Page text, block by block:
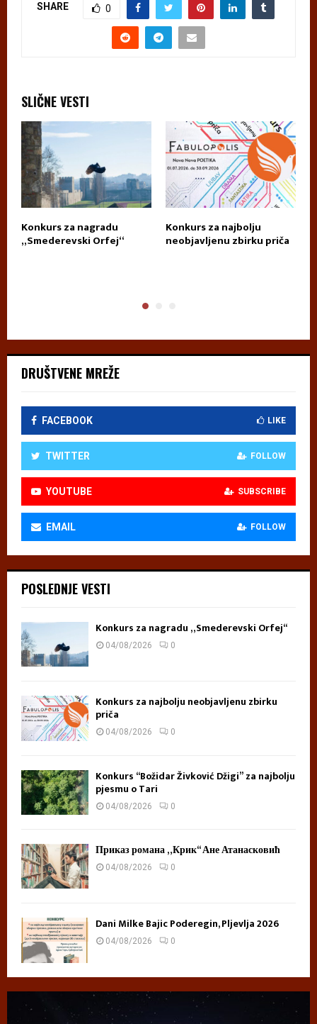
SHARE 0
SLIČNE VESTI
Konkurs za nagradu
„Smederevski Orfej“
Konkurs za najbolju
neobjavljenu zbirku priča
DRUŠTVENE MREŽE
FACEBOOK LIKE
TWITTER FOLLOW
YOUTUBE SUBSCRIBE
EMAIL FOLLOW
POSLEDNJE VESTI
Konkurs za nagradu „Smederevski Orfej“
04/08/2026 0
Konkurs za najbolju neobjavljenu zbirku
priča
04/08/2026 0
Konkurs “Božidar Živković Džigi” za najbolju
pjesmu o Tari
04/08/2026 0
Приказ романа „Крик“ Ане Атанасковић
04/08/2026 0
Dani Milke Bajic Poderegin, Pljevlja 2026
04/08/2026 0